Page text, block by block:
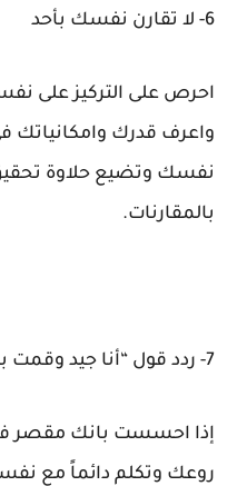
6- لا تقارن نفسك بأحد
احرص على التركيز على
واعرف قدرك وامكانياتك
نفسك وتضيع حلاوة
بالمقارنات.
7- ردد قول “أنا جيد وقمت بما أستطيع عمله”
إذا احسست بانك مقصر
روعك وتكلم دائماً مع